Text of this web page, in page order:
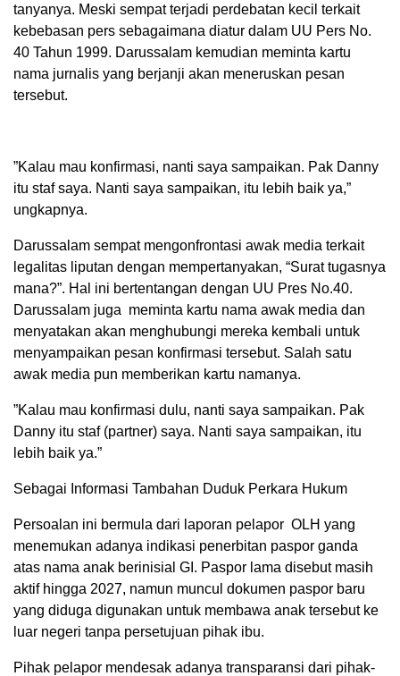
tanyanya. Meski sempat terjadi perdebatan kecil terkait
kebebasan pers sebagaimana diatur dalam UU Pers No.
40 Tahun 1999. Darussalam kemudian meminta kartu
nama jurnalis yang berjanji akan meneruskan pesan
tersebut.
​”Kalau mau konfirmasi, nanti saya sampaikan. Pak Danny
itu staf saya. Nanti saya sampaikan, itu lebih baik ya,”
ungkapnya.
Darussalam sempat mengonfrontasi awak media terkait
legalitas liputan dengan mempertanyakan, “Surat tugasnya
mana?”. Hal ini bertentangan dengan UU Pres No.40.
Darussalam juga meminta kartu nama awak media dan
menyatakan akan menghubungi mereka kembali untuk
menyampaikan pesan konfirmasi tersebut. Salah satu
awak media pun memberikan kartu namanya.
​”Kalau mau konfirmasi dulu, nanti saya sampaikan. Pak
Danny itu staf (partner) saya. Nanti saya sampaikan, itu
lebih baik ya.”
Sebagai Informasi Tambahan Duduk Perkara Hukum
Persoalan ini bermula dari laporan pelapor OLH yang
menemukan adanya indikasi penerbitan paspor ganda
atas nama anak berinisial GI. Paspor lama disebut masih
aktif hingga 2027, namun muncul dokumen paspor baru
yang diduga digunakan untuk membawa anak tersebut ke
luar negeri tanpa persetujuan pihak ibu.
​Pihak pelapor mendesak adanya transparansi dari pihak-